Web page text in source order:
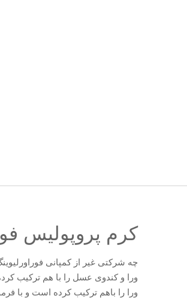
کرم پروپولیس
چه شرکتی غیر از کمپانی
ورا و کندوی عسل را با هم ترکیب
ورا را باهم ترکیب کرده است و با